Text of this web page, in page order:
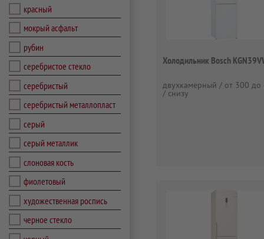
красный
мокрый асфальт
рубин
серебристое стекло
серебристый
серебристый металлопласт
серый
серый металлик
слоновая кость
фиолетовый
художественная роспись
черное стекло
Холодильник Bosch
двухкамерный / от 300 до
/ снизу